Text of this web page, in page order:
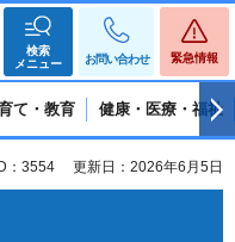
検索
メニュー
お問い合わせ 緊急情報
て・教育 健康・医療・福祉
：3554 更新日：2026年6月5日